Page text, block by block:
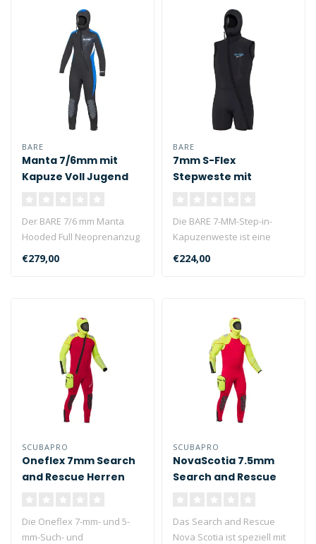
BARE
Manta 7/6mm mit
Kapuze Voll Jugend
Der BARE 7/6 mm Manta
Hooded Full Neoprenanzug
ist ein großartiger Anzug
zum Ab..
€279,00
BARE
7mm S-Flex
Stepweste mit
Die BARE 7-MM-Step-in-
Kapuzenweste ist eine
großartige Wahl, um sie mit
jedem 7..
€224,00
SCUBAPRO
Oneflex 7mm Search
and Rescue Herren
Die Oneflex 7-mm- und 5-
mm-Such- und
SCUBAPRO
NovaScotia 7.5mm
Search and Rescue
Das Search and Rescue
Nova Scotia ist speziell mit